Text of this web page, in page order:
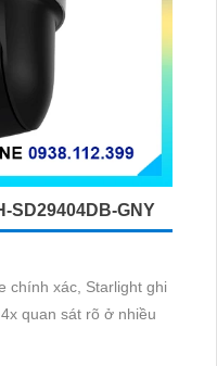
SD29404DB-GNY
chính xác, Starlight ghi
quan sát rõ ở nhiều